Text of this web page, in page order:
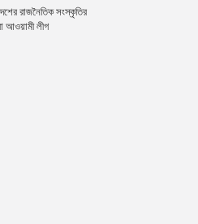
রাজনৈতিক সংস্কৃতির
আওয়ামী লীগ